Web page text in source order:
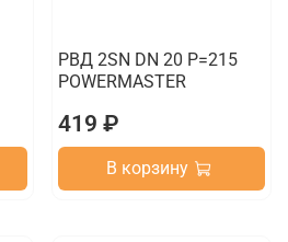
РВД 2SN DN 20 P=215
POWERMASTER
419 ₽
В корзину